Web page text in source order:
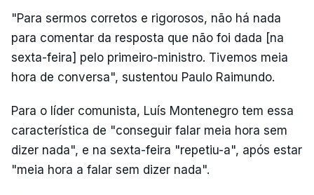
"Para sermos corretos e rigorosos, não há nada
para comentar da resposta que não foi dada [na
sexta-feira] pelo primeiro-ministro. Tivemos meia
hora de conversa", sustentou Paulo Raimundo.
Para o líder comunista, Luís Montenegro tem essa
característica de "conseguir falar meia hora sem
dizer nada", e na sexta-feira "repetiu-a", após estar
"meia hora a falar sem dizer nada".